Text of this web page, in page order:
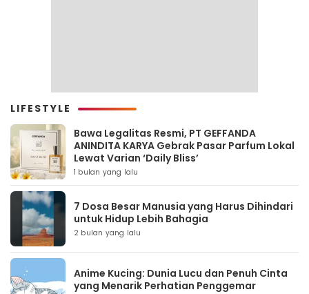
LIFESTYLE
Bawa Legalitas Resmi, PT GEFFANDA
ANINDITA KARYA Gebrak Pasar Parfum Lokal
Lewat Varian ‘Daily Bliss’
1 bulan yang lalu
7 Dosa Besar Manusia yang Harus Dihindari
untuk Hidup Lebih Bahagia
2 bulan yang lalu
Anime Kucing: Dunia Lucu dan Penuh Cinta
yang Menarik Perhatian Penggemar